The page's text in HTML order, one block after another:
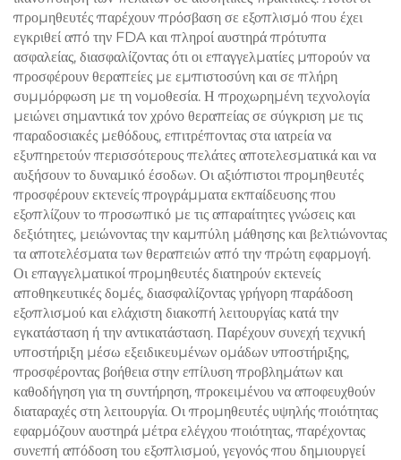
προμηθευτές παρέχουν πρόσβαση σε εξοπλισμό που έχει
εγκριθεί από την FDA και πληροί αυστηρά πρότυπα
ασφαλείας, διασφαλίζοντας ότι οι επαγγελματίες μπορούν να
προσφέρουν θεραπείες με εμπιστοσύνη και σε πλήρη
συμμόρφωση με τη νομοθεσία. Η προχωρημένη τεχνολογία
μειώνει σημαντικά τον χρόνο θεραπείας σε σύγκριση με τις
παραδοσιακές μεθόδους, επιτρέποντας στα ιατρεία να
εξυπηρετούν περισσότερους πελάτες αποτελεσματικά και να
αυξήσουν το δυναμικό έσοδων. Οι αξιόπιστοι προμηθευτές
προσφέρουν εκτενείς προγράμματα εκπαίδευσης που
εξοπλίζουν το προσωπικό με τις απαραίτητες γνώσεις και
δεξιότητες, μειώνοντας την καμπύλη μάθησης και βελτιώνοντας
τα αποτελέσματα των θεραπειών από την πρώτη εφαρμογή.
Οι επαγγελματικοί προμηθευτές διατηρούν εκτενείς
αποθηκευτικές δομές, διασφαλίζοντας γρήγορη παράδοση
εξοπλισμού και ελάχιστη διακοπή λειτουργίας κατά την
εγκατάσταση ή την αντικατάσταση. Παρέχουν συνεχή τεχνική
υποστήριξη μέσω εξειδικευμένων ομάδων υποστήριξης,
προσφέροντας βοήθεια στην επίλυση προβλημάτων και
καθοδήγηση για τη συντήρηση, προκειμένου να αποφευχθούν
διαταραχές στη λειτουργία. Οι προμηθευτές υψηλής ποιότητας
εφαρμόζουν αυστηρά μέτρα ελέγχου ποιότητας, παρέχοντας
συνεπή απόδοση του εξοπλισμού, γεγονός που δημιουργεί